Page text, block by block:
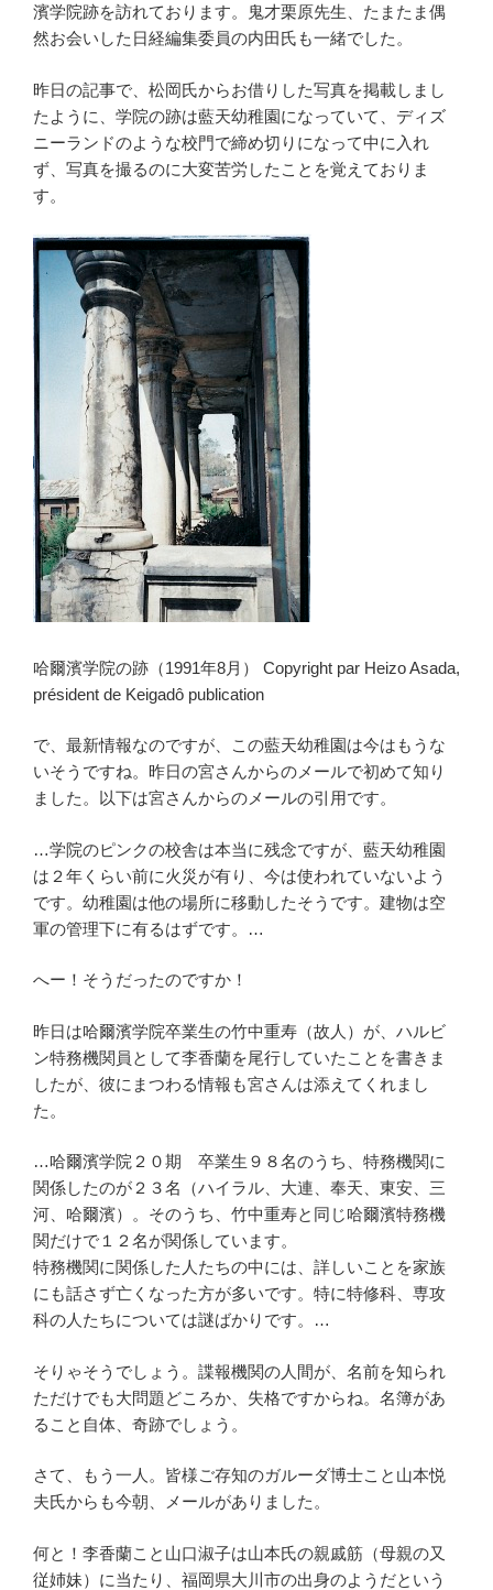
濱学院跡を訪れております。鬼才栗原先生、たまたま偶
然お会いした日経編集委員の内田氏も一緒でした。
昨日の記事で、松岡氏からお借りした写真を掲載しまし
たように、学院の跡は藍天幼稚園になっていて、ディズ
ニーランドのような校門で締め切りになって中に入れ
ず、写真を撮るのに大変苦労したことを覚えておりま
す。
哈爾濱学院の跡（1991年8月） Copyright par Heizo Asada,
président de Keigadô publication
で、最新情報なのですが、この藍天幼稚園は今はもうな
いそうですね。昨日の宮さんからのメールで初めて知り
ました。以下は宮さんからのメールの引用です。
…学院のピンクの校舎は本当に残念ですが、藍天幼稚園
は２年くらい前に火災が有り、今は使われていないよう
です。幼稚園は他の場所に移動したそうです。建物は空
軍の管理下に有るはずです。…
へー！そうだったのですか！
昨日は哈爾濱学院卒業生の竹中重寿（故人）が、ハルビ
ン特務機関員として李香蘭を尾行していたことを書きま
したが、彼にまつわる情報も宮さんは添えてくれまし
た。
…哈爾濱学院２０期 卒業生９８名のうち、特務機関に
関係したのが２３名（ハイラル、大連、奉天、東安、三
河、哈爾濱）。そのうち、竹中重寿と同じ哈爾濱特務機
関だけで１２名が関係しています。
特務機関に関係した人たちの中には、詳しいことを家族
にも話さず亡くなった方が多いです。特に特修科、専攻
科の人たちについては謎ばかりです。…
そりゃそうでしょう。諜報機関の人間が、名前を知られ
ただけでも大問題どころか、失格ですからね。名簿があ
ること自体、奇跡でしょう。
さて、もう一人。皆様ご存知のガルーダ博士こと山本悦
夫氏からも今朝、メールがありました。
何と！李香蘭こと山口淑子は山本氏の親戚筋（母親の又
従姉妹）に当たり、福岡県大川市の出身のようだという